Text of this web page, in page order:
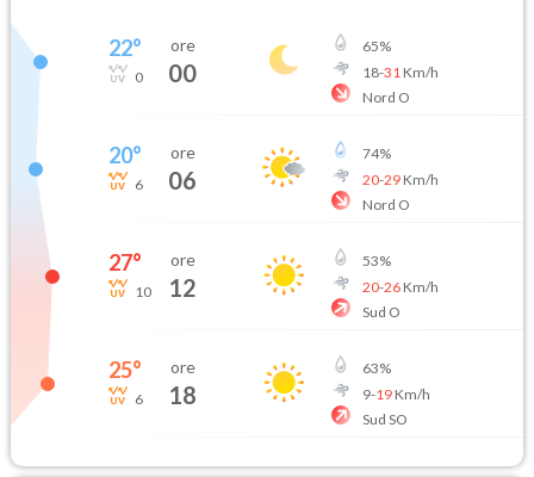
22°
0
ore
00
65%
18-31 Km/h
Nord O
20°
6
ore
06
74%
20-29Km/h
Nord O
27°
10
ore
12
53%
20-26Km/h
Sud O
25°
6
ore
18
63%
9-19Km/h
Sud SO